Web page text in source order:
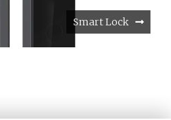
Smart Lock